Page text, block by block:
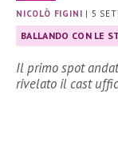
NICOLÒ FIGINI | 5
BALLANDO CON LE
Il primo spot
rivelato il cast